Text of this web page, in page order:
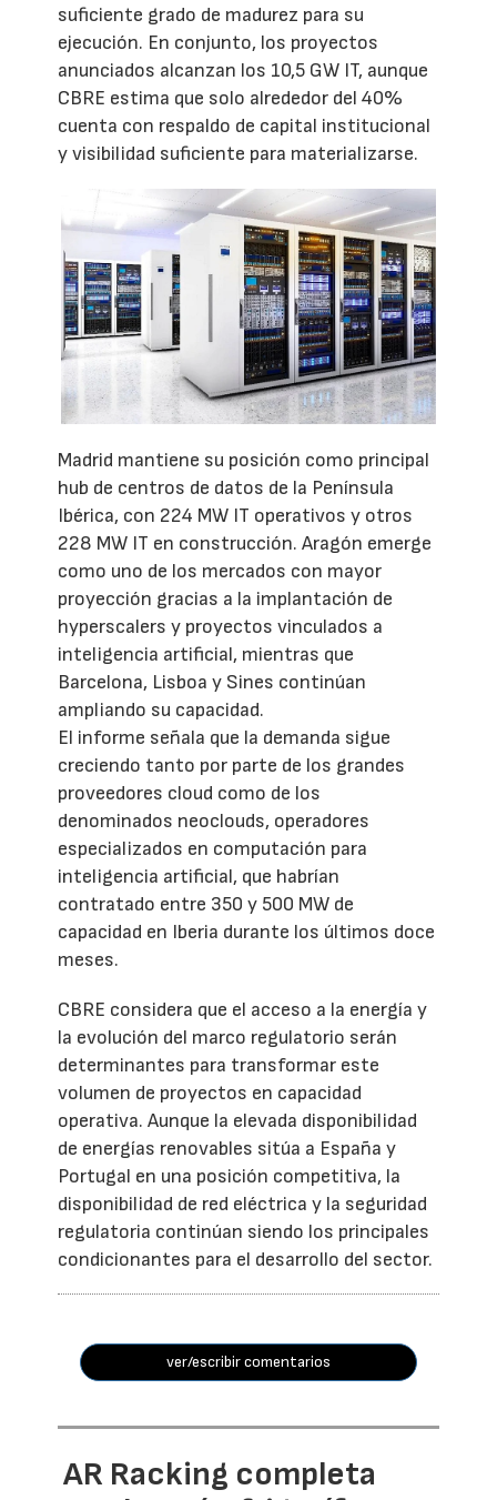
suficiente grado de madurez para su
ejecución. En conjunto, los proyectos
anunciados alcanzan los 10,5 GW IT, aunque
CBRE estima que solo alrededor del 40%
cuenta con respaldo de capital institucional
y visibilidad suficiente para materializarse.
Madrid mantiene su posición como principal
hub de centros de datos de la Península
Ibérica, con 224 MW IT operativos y otros
228 MW IT en construcción. Aragón emerge
como uno de los mercados con mayor
proyección gracias a la implantación de
hyperscalers y proyectos vinculados a
inteligencia artificial, mientras que
Barcelona, Lisboa y Sines continúan
ampliando su capacidad.
El informe señala que la demanda sigue
creciendo tanto por parte de los grandes
proveedores cloud como de los
denominados neoclouds, operadores
especializados en computación para
inteligencia artificial, que habrían
contratado entre 350 y 500 MW de
capacidad en Iberia durante los últimos doce
meses.
CBRE considera que el acceso a la energía y
la evolución del marco regulatorio serán
determinantes para transformar este
volumen de proyectos en capacidad
operativa. Aunque la elevada disponibilidad
de energías renovables sitúa a España y
Portugal en una posición competitiva, la
disponibilidad de red eléctrica y la seguridad
regulatoria continúan siendo los principales
condicionantes para el desarrollo del sector.
ver/escribir comentarios
AR Racking completa